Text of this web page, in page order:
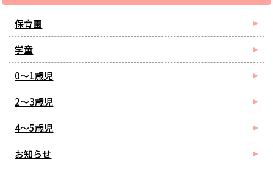
保育園
学童
0～1歳児
2～3歳児
4～5歳児
お知らせ